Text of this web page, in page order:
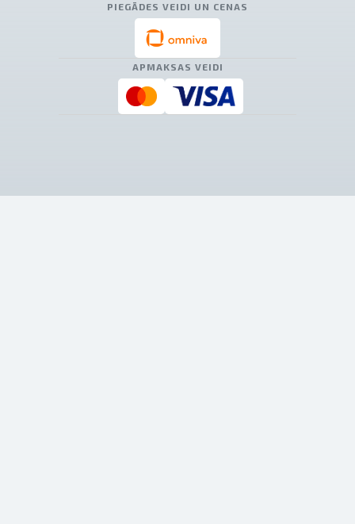
PIEGĀDES VEIDI UN CENAS
APMAKSAS VEIDI